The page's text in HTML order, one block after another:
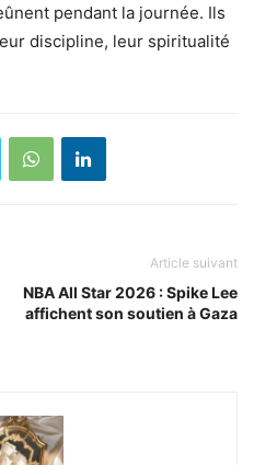
pendant la journée. Ils
discipline, leur spiritualité
Article suivant
NBA All Star 2026 : Spike Lee
affichent son soutien à Gaza